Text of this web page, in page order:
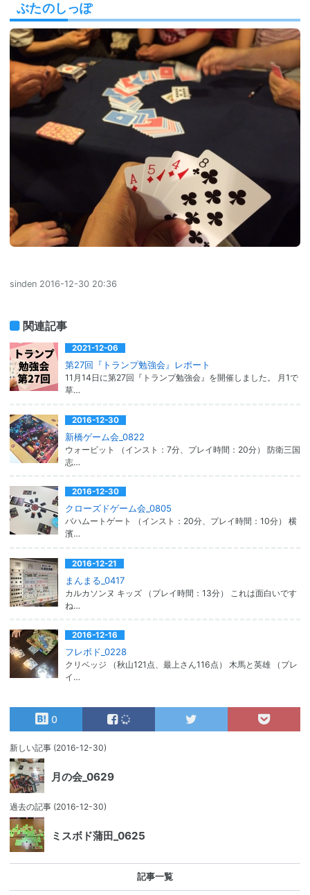
ぶたのしっぽ
sinden 2016-12-30 20:36
関連記事
2021-12-06
第27回『トランプ勉強会』レポート
11月14日に第27回『トランプ勉強会』を開催しました。 月1で
草…
2016-12-30
新橋ゲーム会_0822
ウォービット （インスト：7分、プレイ時間：20分） 防衛三国
志…
2016-12-30
クローズドゲーム会_0805
バハムートゲート （インスト：20分、プレイ時間：10分） 横
濱…
2016-12-21
まんまる_0417
カルカソンヌ キッズ （プレイ時間：13分） これは面白いです
ね…
2016-12-16
フレボド_0228
クリベッジ （秋山121点、最上さん116点） 木馬と英雄 （プレ
イ…
0
新しい記事 (2016-12-30)
月の会_0629
過去の記事 (2016-12-30)
ミスボド蒲田_0625
記事一覧